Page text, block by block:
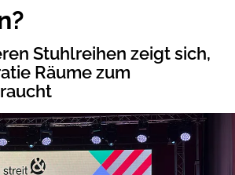
Stuhlreihen zeigt sich,
Räume zum